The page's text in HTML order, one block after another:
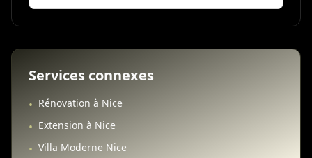
Services connexes
• Rénovation à Nice
• Extension à Nice
• Villa Moderne Nice